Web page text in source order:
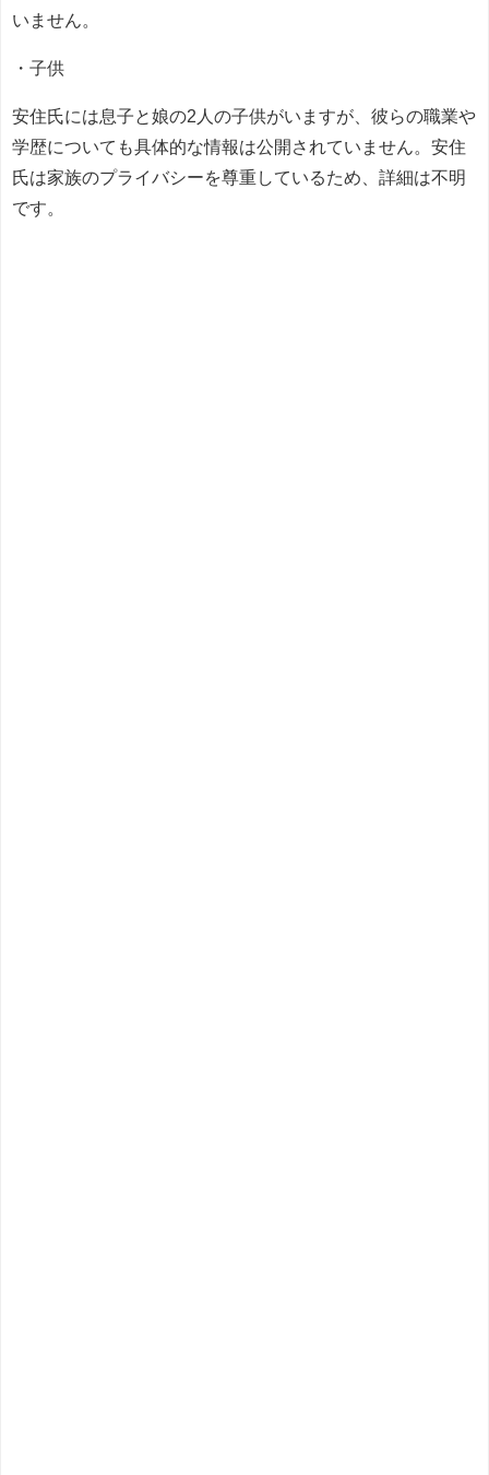
いません。
・子供
安住氏には息子と娘の2人の子供がいますが、彼らの職業や
学歴についても具体的な情報は公開されていません。安住
氏は家族のプライバシーを尊重しているため、詳細は不明
です。